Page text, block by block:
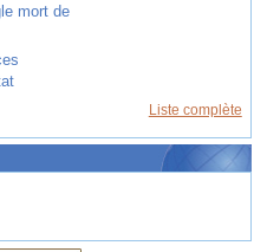
mort de
Liste complète